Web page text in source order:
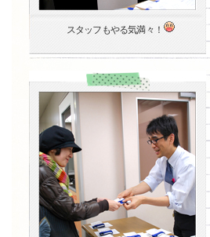
スタッフもやる気満々！